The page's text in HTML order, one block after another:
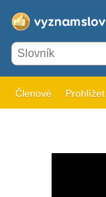
Členové Prohlížet